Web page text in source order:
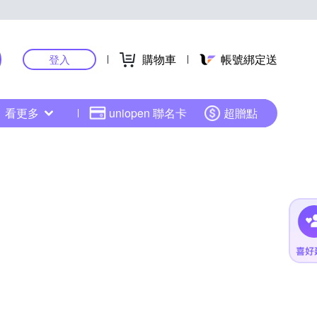
登入 購物車 帳號綁定送
看更多 uniopen 聯名卡 超贈點